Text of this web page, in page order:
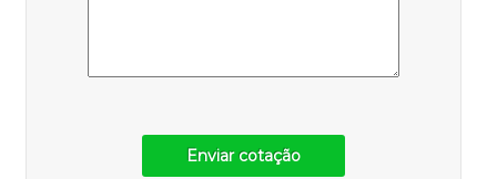
Enviar cotação